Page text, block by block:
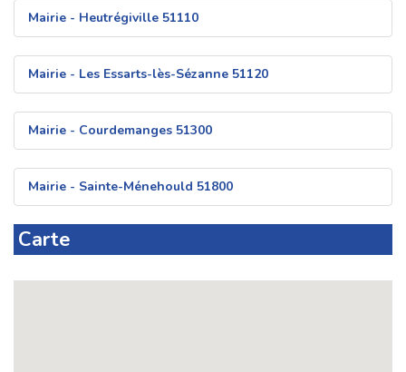
Mairie - Heutrégiville 51110
Mairie - Les Essarts-lès-Sézanne 51120
Mairie - Courdemanges 51300
Mairie - Sainte-Ménehould 51800
Carte